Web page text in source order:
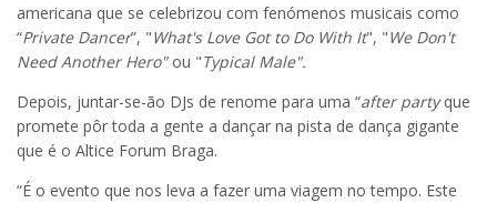
americana que se celebrizou com fenómenos musicais como
“Private Dancer”, "What's Love Got to Do With It", "We Don't
Need Another Hero"ou "Typical Male".
Depois, juntar-se-ão DJs de renome para uma “after partyque
promete pôr toda a gente a dançar na pista de dança gigante
que é o Altice Forum Braga.
“É o evento que nos leva a fazer uma viagem no tempo. Este